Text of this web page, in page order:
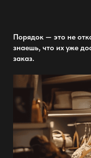
Порядок — это не
знаешь, что их уже
заказ.